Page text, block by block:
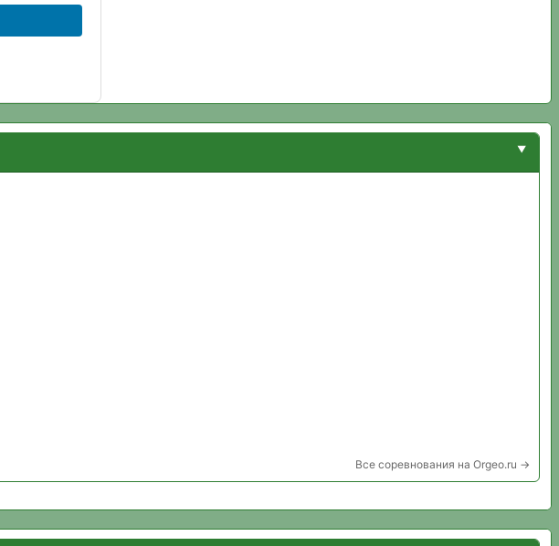
Все соревнования на Orgeo.ru →